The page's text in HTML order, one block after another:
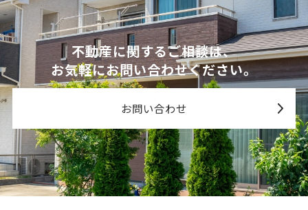
不動産に関するご相談は、
お気軽にお問い合わせください。
お問い合わせ